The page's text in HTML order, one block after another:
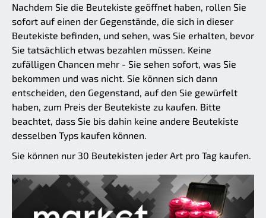
Nachdem Sie die Beutekiste geöffnet haben, rollen Sie
sofort auf einen der Gegenstände, die sich in dieser
Beutekiste befinden, und sehen, was Sie erhalten, bevor
Sie tatsächlich etwas bezahlen müssen. Keine
zufälligen Chancen mehr - Sie sehen sofort, was Sie
bekommen und was nicht. Sie können sich dann
entscheiden, den Gegenstand, auf den Sie gewürfelt
haben, zum Preis der Beutekiste zu kaufen. Bitte
beachtet, dass Sie bis dahin keine andere Beutekiste
desselben Typs kaufen können.
Sie können nur 30 Beutekisten jeder Art pro Tag kaufen.